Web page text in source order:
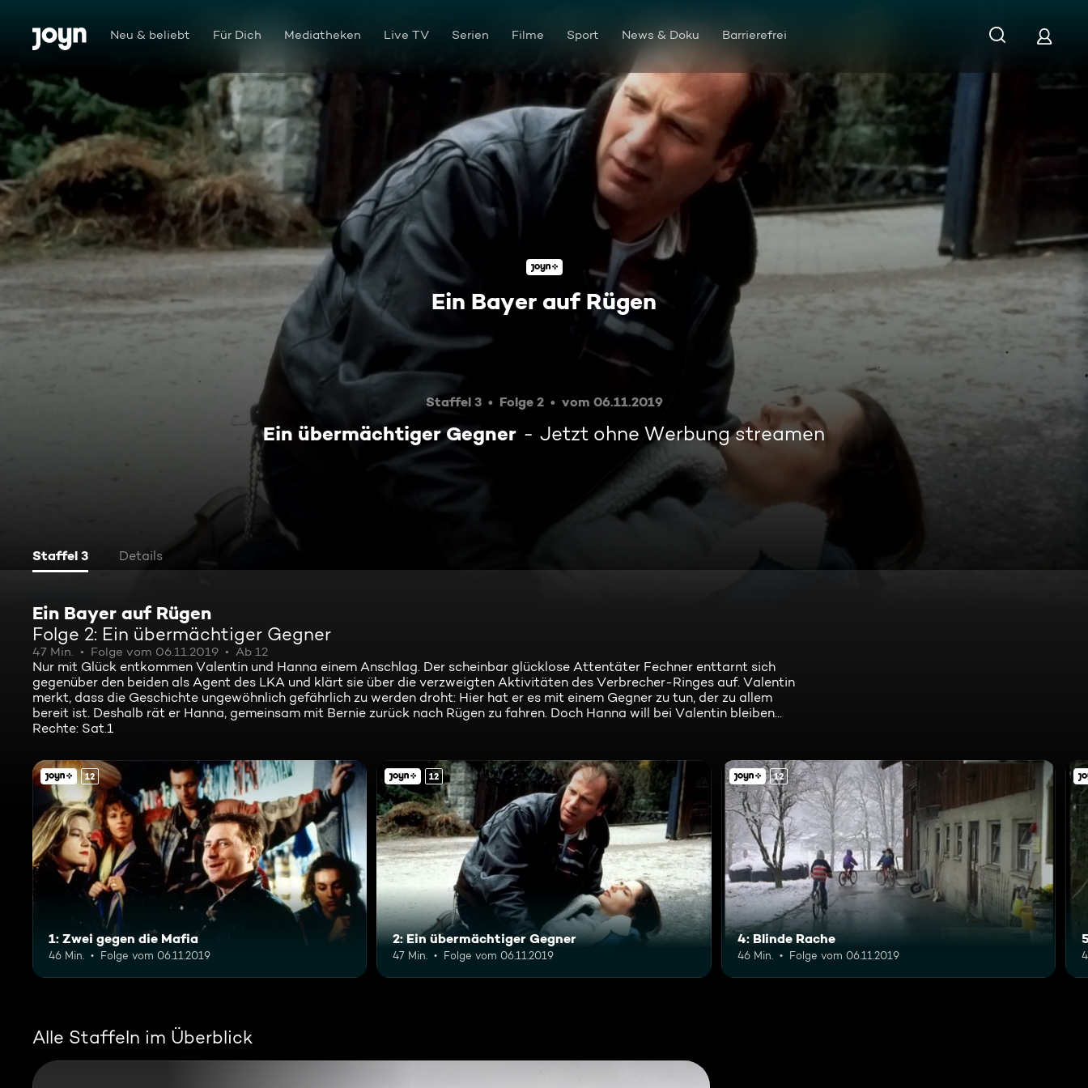
Zum Inhalt springen
Barrierefrei Neu & beliebt Für Dich Mediatheken Live TV Serien Filme Sport News & Doku Barrierefrei
Ein Bayer auf Rügen
Staffel 3 Folge 2 vom 06.11.2019
Ein übermächtiger Gegner Jetzt ohne Werbung streamen
Staffel 3 Details
Ein Bayer auf Rügen
Folge 2: Ein übermächtiger Gegner
47 Min. Folge vom 06.11.2019 Ab 12
Nur mit Glück entkommen Valentin und Hanna einem Anschlag. Der scheinbar glücklose Attentäter Fechner enttarnt sich
gegenüber den beiden als Agent des LKA und klärt sie über die verzweigten Aktivitäten des Verbrecher-Ringes auf. Valentin
merkt, dass die Geschichte ungewöhnlich gefährlich zu werden droht: Hier hat er es mit einem Gegner zu tun, der zu allem
bereit ist. Deshalb rät er Hanna, gemeinsam mit Bernie zurück nach Rügen zu fahren. Doch Hanna will bei Valentin bleiben...
Rechte: Sat.1
12
1: Zwei gegen die Mafia
46 Min. Folge vom 06.11.2019
12
2: Ein übermächtiger Gegner
47 Min. Folge vom 06.11.2019
12
4: Blinde Rache
46 Min. Folge vom 06.11.2019
Alle Staffeln im Überblick